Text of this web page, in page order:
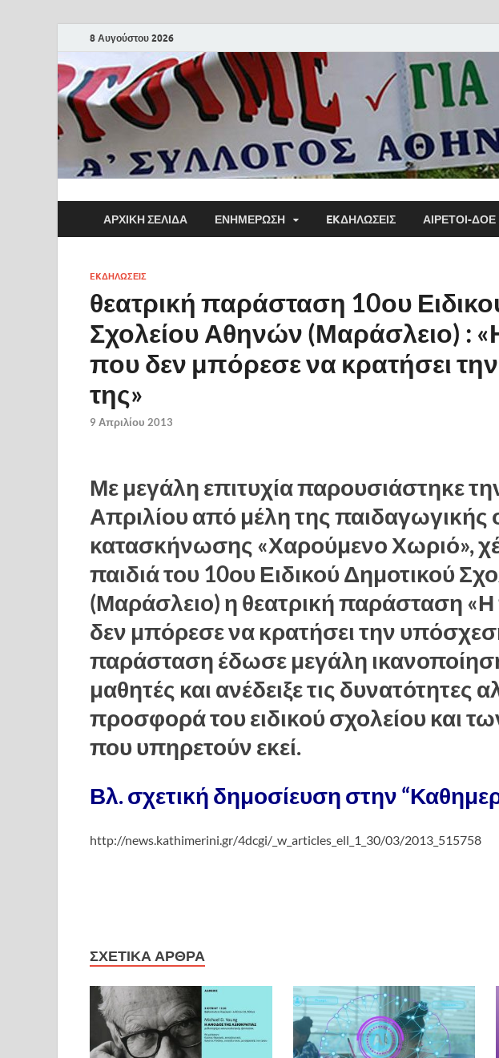
8 Αυγούστου 2026
ΑΡΧΙΚΗ ΣΕΛΙΔΑ ΕΝΗΜΕΡΩΣΗ EKΔΗΛΩΣΕΙΣ ΑΙΡΕΤΟΙ-ΔΟΕ
EKΔΗΛΩΣΕΙΣ
θεατρική παράσταση 10ου
Σχολείου Αθηνών (Μαράσλειο) :
που δεν μπόρεσε να κρατήσει
της»
9 Απριλίου 2013
Με μεγάλη επιτυχία παρουσιάστηκε
Απριλίου από μέλη της παιδαγωγικής
κατασκήνωσης «Χαρούμενο Χωριό»,
παιδιά του 10ου Ειδικού Δημοτικού
(Μαράσλειο) η θεατρική παράσταση
δεν μπόρεσε να κρατήσει την
παράσταση έδωσε μεγάλη
μαθητές και ανέδειξε τις δυνατότητες
προσφορά του ειδικού σχολείου και
που υπηρετούν εκεί.
Βλ. σχετική δημοσίευση στην
http://news.kathimerini.gr/4dcgi/_w_articles_ell_1_30/03/2013_515758
ΣΧΕΤΙΚΆ ΆΡΘΡΑ